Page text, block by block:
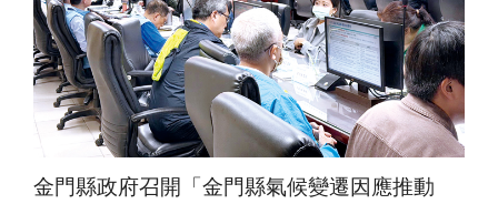
金門縣政府召開「金門縣氣候變遷因應推動